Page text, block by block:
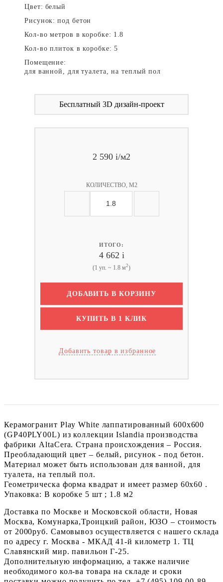
Цвет: белый
Рисунок: под бетон
Кол-во метров в коробке: 1.8
Кол-во плиток в коробке: 5
Помещение:
для ванной, для туалета, на теплый пол
Бесплатный 3D дизайн-проект
2 590 i/м2
КОЛИЧЕСТВО, М2
ИТОГО:
4 662 i
(1 уп. ~ 1.8 м2)
ДОБАВИТЬ В КОРЗИНУ
КУПИТЬ В 1 КЛИК
Добавить товар в избранное
Керамогранит Play White лаппатированный 600x600
(GP40PLY00L) из коллекции Islandia производства
фабрики AltaCera. Страна происхождения – Россия.
Преобладающий цвет – белый, рисунок - под бетон.
Материал может быть использован для ванной, для
туалета, на теплый пол.
Геометрическа форма квадрат и имеет размер 60x60 .
Упаковка: В коробке 5 шт ; 1.8 м2
Доставка по Москве и Московской области, Новая
Москва, Комунарка,Троицкий район, ЮЗО – стоимость
от 2000руб. Самовывоз осуществляется с нашего склада
по адресу г. Москва - МКАД 41-й километр 1. ТЦ
Славянский мир. павильон Г-25.
Дополнительную информацию, а также наличие
необходимого кол-ва товара на складе и сроки